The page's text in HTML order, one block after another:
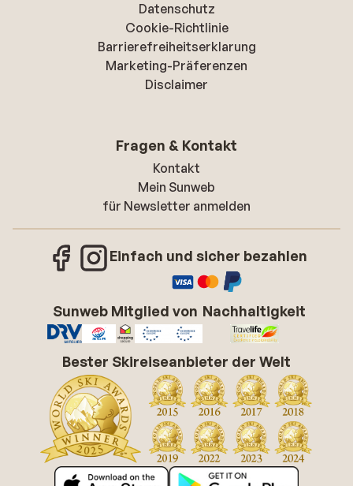
Datenschutz
Cookie-Richtlinie
Barrierefreiheitserklarung
Marketing-Präferenzen
Disclaimer
Fragen & Kontakt
Kontakt
Mein Sunweb
für Newsletter anmelden
Einfach und sicher bezahlen
Sunweb Mitglied von Nachhaltigkeit
Bester Skireiseanbieter der Welt